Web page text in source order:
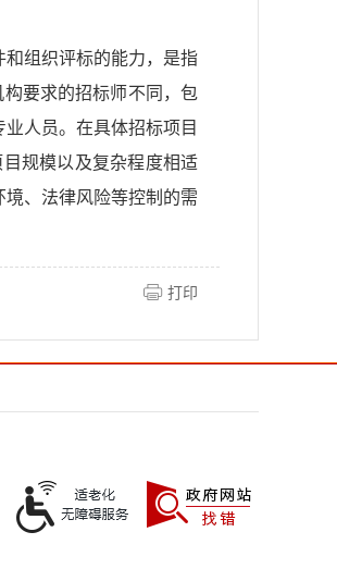
组织评标的能力，是指
要求的招标师不同，包
人员。在具体招标项目
规模以及复杂程度相适
、法律风险等控制的需
打印